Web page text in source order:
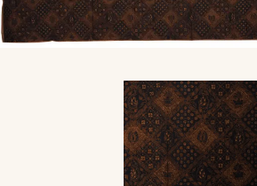
BATIK
TANYA